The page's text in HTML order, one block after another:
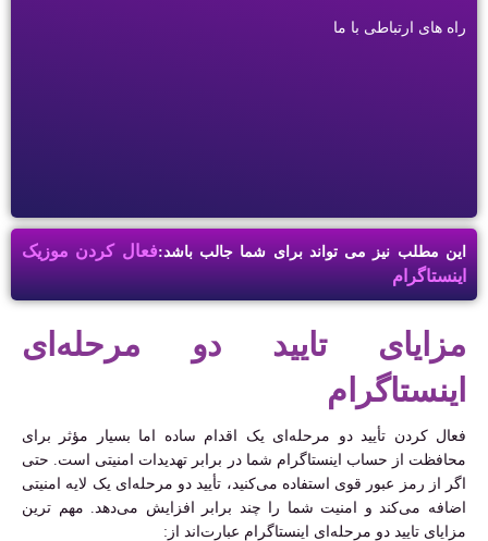
راه های ارتباطی با ما
این مطلب نیز می تواند برای شما جالب باشد:فعال کردن موزیک
اینستاگرام
مزایای تایید دو مرحله‌ای
اینستاگرام
فعال کردن تأیید دو مرحله‌ای یک اقدام ساده اما بسیار مؤثر برای
محافظت از حساب اینستاگرام شما در برابر تهدیدات امنیتی است. حتی
اگر از رمز عبور قوی استفاده می‌کنید، تأیید دو مرحله‌ای یک لایه امنیتی
اضافه می‌کند و امنیت شما را چند برابر افزایش می‌دهد. مهم ترین
مزایای تایید دو مرحله‌ای اینستاگرام عبارت‌اند از: